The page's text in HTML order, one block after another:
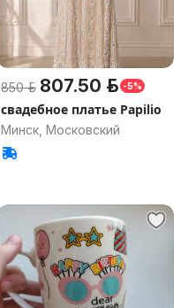
850 р. 807.50 р. -5%
свадебное платье Papilio
Минск, Московский